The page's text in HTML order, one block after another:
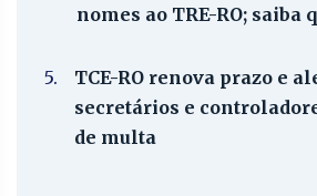
nomes ao TRE-RO; saiba
5.
TCE-RO renova prazo e
secretários e
de multa